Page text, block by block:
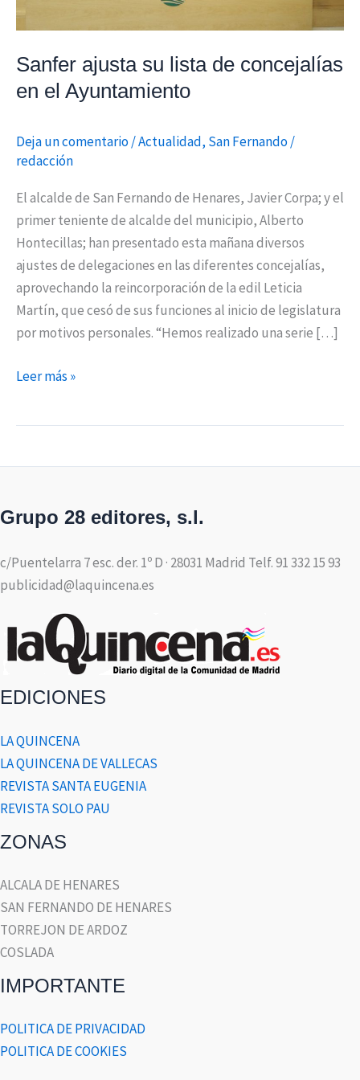
Sanfer ajusta su lista de concejalías
en el Ayuntamiento
Deja un comentario/Actualidad, San Fernando/
redacción
El alcalde de San Fernando de Henares, Javier Corpa; y el
primer teniente de alcalde del municipio, Alberto
Hontecillas; han presentado esta mañana diversos
ajustes de delegaciones en las diferentes concejalías,
aprovechando la reincorporación de la edil Leticia
Martín, que cesó de sus funciones al inicio de legislatura
por motivos personales. “Hemos realizado una serie […]
Ayuntamiento
Leer más »
Grupo 28 editores, s.l.
c/Puentelarra 7 esc. der. 1º D · 28031 Madrid Telf. 91 332 15 93
publicidad@laquincena.es
EDICIONES
LA QUINCENA
LA QUINCENA DE VALLECAS
REVISTA SANTA EUGENIA
REVISTA SOLO PAU
ZONAS
ALCALA DE HENARES
SAN FERNANDO DE HENARES
TORREJON DE ARDOZ
COSLADA
IMPORTANTE
POLITICA DE PRIVACIDAD
POLITICA DE COOKIES